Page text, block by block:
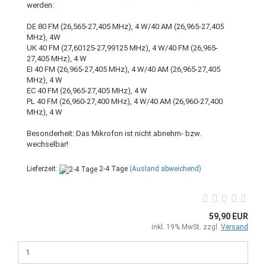
werden:
DE 80 FM (26,565-27,405 MHz), 4 W/40 AM (26,965-27,405
MHz), 4W
UK 40 FM (27,60125-27,99125 MHz), 4 W/40 FM (26,965-
27,405 MHz), 4 W
EI 40 FM (26,965-27,405 MHz), 4 W/40 AM (26,965-27,405
MHz), 4 W
EC 40 FM (26,965-27,405 MHz), 4 W
PL 40 FM (26,960-27,400 MHz), 4 W/40 AM (26,960-27,400
MHz), 4 W
Besonderheit: Das Mikrofon ist nicht abnehm- bzw.
wechselbar!
Lieferzeit: 2-4 Tage (Ausland abweichend)
59,90 EUR
inkl. 19% MwSt. zzgl. Versand